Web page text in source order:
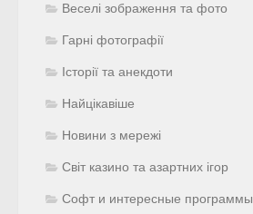
Веселі зображення та фото
Гарні фотографії
Історії та анекдоти
Найцікавіше
Новини з мережі
Світ казино та азартних ігор
Софт и интересные программы